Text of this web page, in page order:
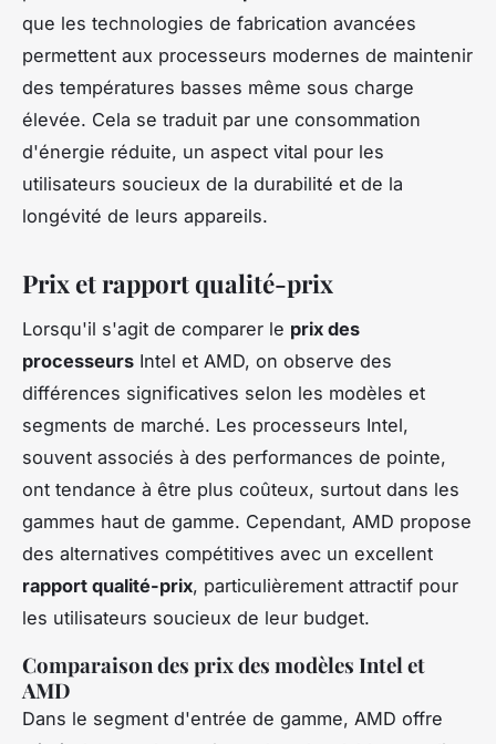
que les technologies de fabrication avancées
permettent aux processeurs modernes de maintenir
des températures basses même sous charge
élevée. Cela se traduit par une consommation
d'énergie réduite, un aspect vital pour les
utilisateurs soucieux de la durabilité et de la
longévité de leurs appareils.
Prix et rapport qualité-prix
Lorsqu'il s'agit de comparer le prix des
processeurs Intel et AMD, on observe des
différences significatives selon les modèles et
segments de marché. Les processeurs Intel,
souvent associés à des performances de pointe,
ont tendance à être plus coûteux, surtout dans les
gammes haut de gamme. Cependant, AMD propose
des alternatives compétitives avec un excellent
rapport qualité-prix, particulièrement attractif pour
les utilisateurs soucieux de leur budget.
Comparaison des prix des modèles Intel et
AMD
Dans le segment d'entrée de gamme, AMD offre